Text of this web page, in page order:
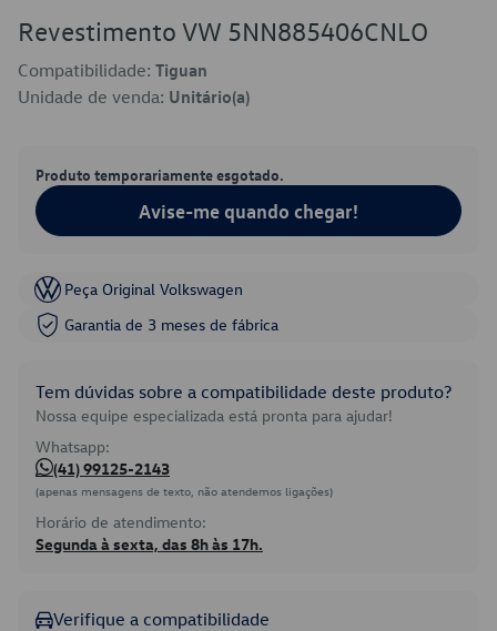
Revestimento VW 5NN885406CNLO
Compatibilidade: Tiguan
Unidade de venda: Unitário(a)
Produto temporariamente esgotado.
Avise-me quando chegar!
Peça Original Volkswagen
Garantia de 3 meses de fábrica
Tem dúvidas sobre a compatibilidade deste produto?
Nossa equipe especializada está pronta para ajudar!
Whatsapp:
(41) 99125-2143
(apenas mensagens de texto, não atendemos ligações)
Horário de atendimento:
Segunda à sexta, das 8h às 17h.
Verifique a compatibilidade